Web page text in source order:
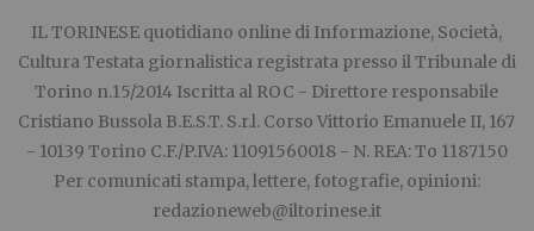
IL TORINESE quotidiano online di Informazione, Società,
Cultura Testata giornalistica registrata presso il Tribunale di
Torino n.15/2014 Iscritta al ROC - Direttore responsabile
Cristiano Bussola B.E.S.T. S.r.l. Corso Vittorio Emanuele II, 167
- 10139 Torino C.F./P.IVA: 11091560018 - N. REA: To 1187150
Per comunicati stampa, lettere, fotografie, opinioni:
redazioneweb@iltorinese.it